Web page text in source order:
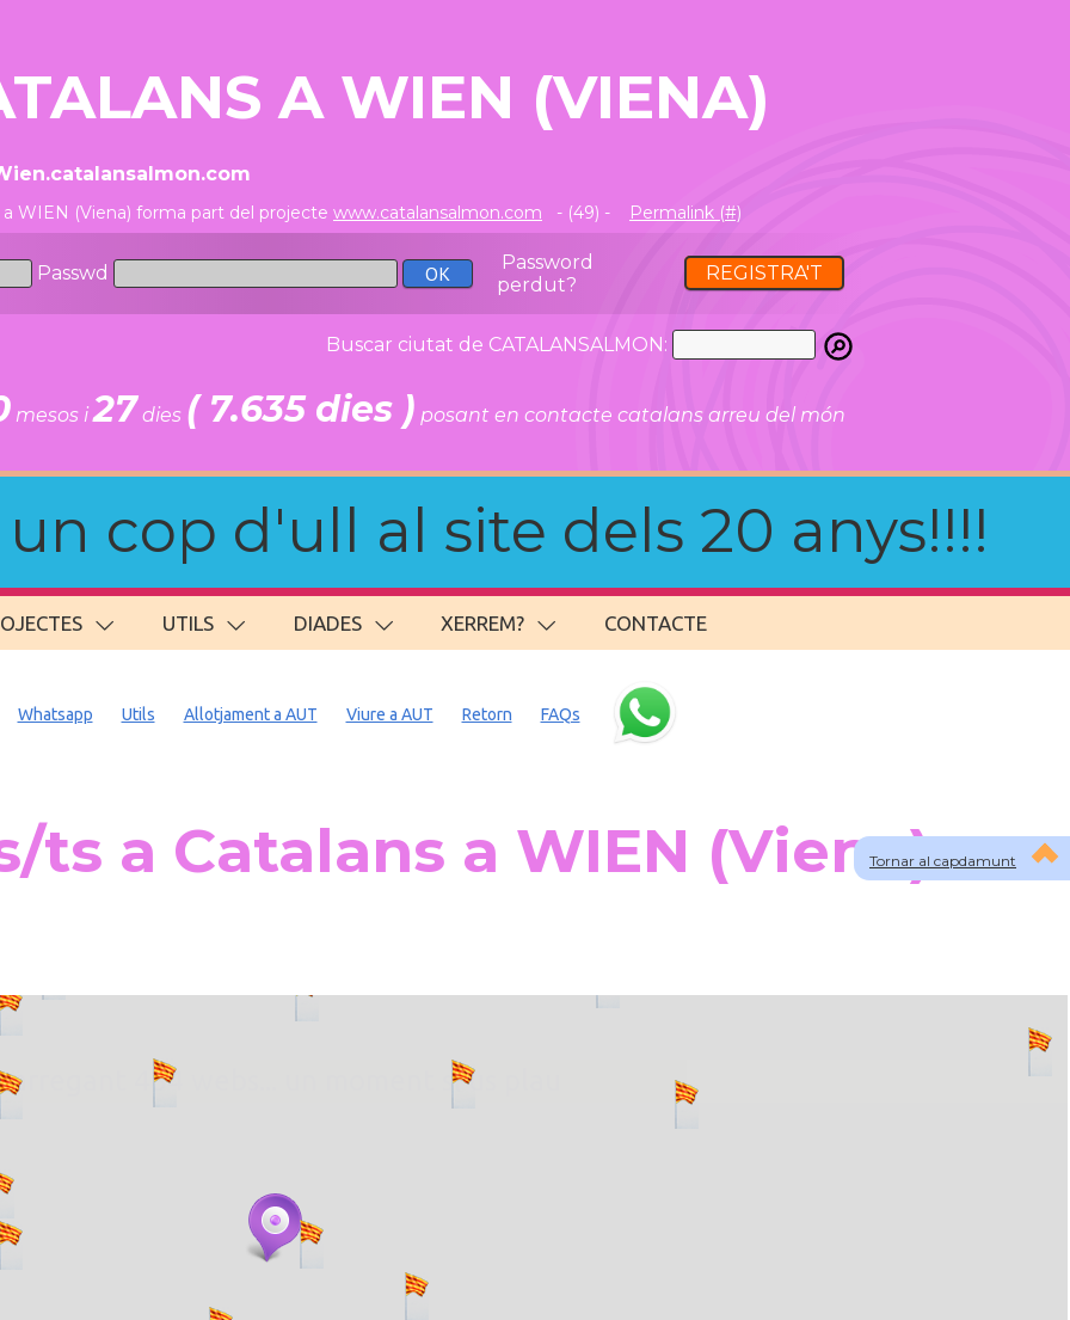
A WIEN (VIENA)
a WIEN (Viena) forma part del projecte www.catalansalmon.com - (49) - Permalink (#)
Passwd
Password
perdut?
REGISTRA'T
Buscar ciutat de CATALANSALMON:
mesos i27 dies ( 7.635 dies ) posant en contacte catalans arreu del món
cop d'ull al site dels 20 anys!!!!
UTILS DIADES XERREM? CONTACTE
Tornar al capdamunt
Whatsapp Utils Allotjament a AUT Viure a AUT Retorn FAQs
ts a Catalans a WIEN (Viena)
484 webs... un moment si us plau